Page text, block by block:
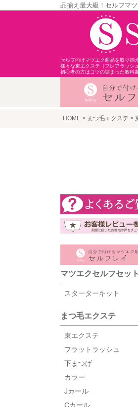
品揃え最大級！セルフマ
セルフ向けマツエク商品を取り揃
様々な束エクステ（フレアラッシ
初心者の方はコツの詰まった教科
HOME まつ毛エクステ
マツエクセルフセット
スターターキット
まつ毛エクステ
束エクステ
フラットラッシュ
下まつげ
カラー
Jカール
Cカール